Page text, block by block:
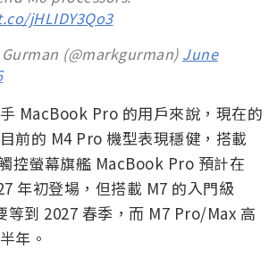
has shaken up its Mac chip
It plans to launch a base M6
Max and M7 Ultra, skipping
M6 processors.
jHLIDY3Qo3
(@markgurman)June
MacBook Pro 的用戶來說，現在的